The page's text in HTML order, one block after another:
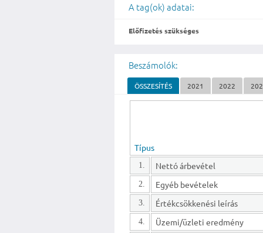
A tag(ok) adatai:
Előfizetés szükséges
Beszámolók:
ÖSSZESÍTÉS 2021 2022
Típus
1. Nettó árbevétel
2. Egyéb bevételek
3. Értékcsökkenési leírás
4. Üzemi/üzleti eredmény